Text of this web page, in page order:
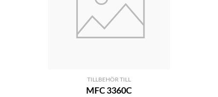
TILLBEHÖR TILL
MFC 3360C